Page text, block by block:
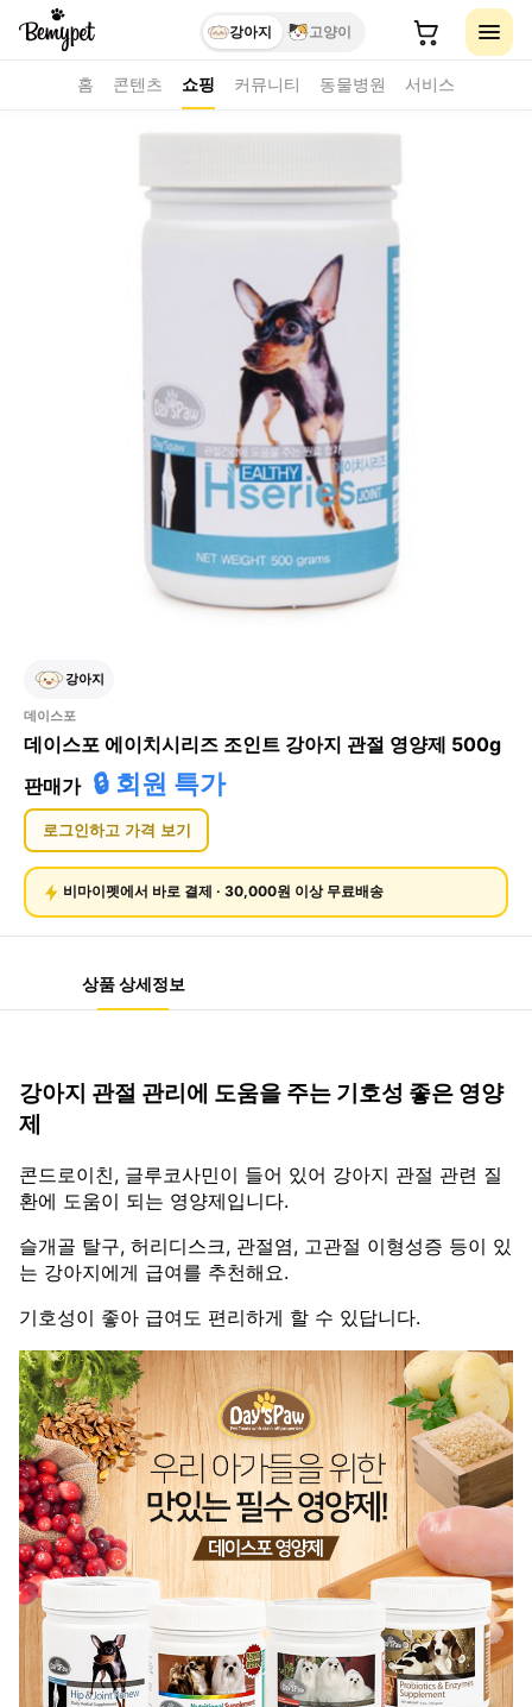
강아지 고양이
홈 콘텐츠 쇼핑 커뮤니티 동물병원 서비스
강아지
데이스포
데이스포 에이치시리즈 조인트 강아지 관절 영양제 500g
판매가 🔒 회원 특가
로그인하고 가격 보기
비마이펫에서 바로 결제 · 30,000원 이상 무료배송
상품 상세정보
강아지 관절 관리에 도움을 주는 기호성 좋은 영양
제
콘드로이친, 글루코사민이 들어 있어 강아지 관절 관련 질
환에 도움이 되는 영양제입니다.
슬개골 탈구, 허리디스크, 관절염, 고관절 이형성증 등이 있
는 강아지에게 급여를 추천해요.
기호성이 좋아 급여도 편리하게 할 수 있답니다.